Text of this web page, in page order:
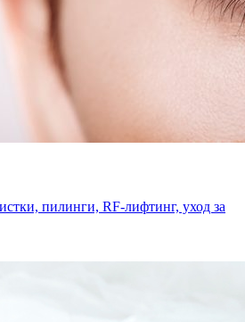
пилинги, RF-лифтинг, уход за